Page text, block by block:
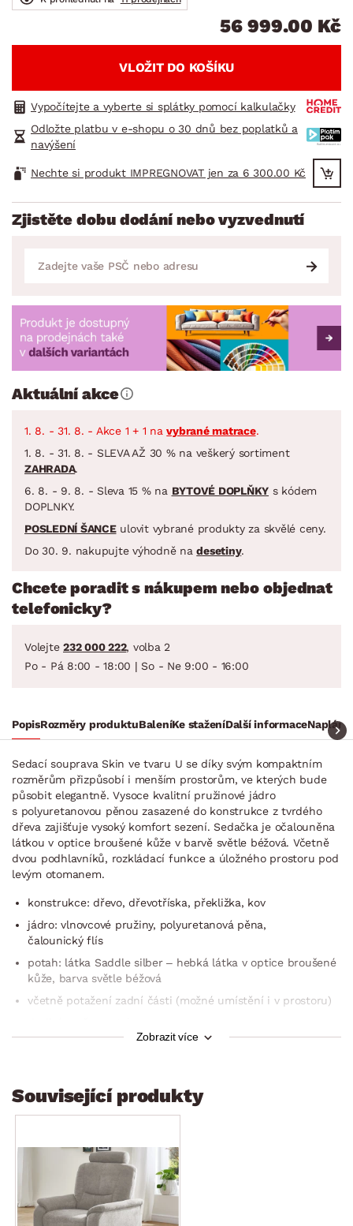
56 999.00 Kč
VLOŽIT DO KOŠÍKU
Vypočítejte a vyberte si splátky pomocí kalkulačky
Odložte platbu v e-shopu o 30 dnů bez poplatků a
navýšení
Nechte si produkt IMPREGNOVAT jen za 6 300.00 Kč
Zjistěte dobu dodání nebo vyzvednutí
Aktuální akce
1. 8. - 31. 8. - Akce 1 + 1 navybrané matrace.
1. 8. - 31. 8. - SLEVA AŽ 30 % na veškerý sortiment
ZAHRADA.
6. 8. - 9. 8. - Sleva 15 % na BYTOVÉ DOPLŇKY s kódem
DOPLNKY.
POSLEDNÍ ŠANCEulovit vybrané produkty za skvělé ceny.
Do 30. 9. nakupujte výhodně nadesetiny.
Chcete poradit s nákupem nebo objednat
telefonicky?
Volejte 232 000 222, volba 2
Po - Pá 8:00 - 18:00 | So - Ne 9:00 - 16:00
PopisRozměry produktuBaleníKe staženíDalší informace
Sedací souprava Skin ve tvaru U se díky svým kompaktním
rozměrům přizpůsobí i menším prostorům, ve kterých bude
působit elegantně. Vysoce kvalitní pružinové jádro
s polyuretanovou pěnou zasazené do konstrukce z tvrdého
dřeva zajišťuje vysoký komfort sezení. Sedačka je očalouněna
látkou v optice broušené kůže v barvě světle béžová. Včetně
dvou podhlavníků, rozkládací funkce a úložného prostoru pod
levým otomanem.
konstrukce: dřevo, dřevotříska, překližka, kov
jádro: vlnovcové pružiny, polyuretanová pěna,
čalounický flís
potah: látka Saddle silber – hebká látka v optice broušené
kůže, barva světle béžová
včetně potažení zadní části (možné umístění i v prostoru)
půdorys – tvar nepravidelné levé U
pravý otoman – šířka 65 cm
levý otoman – šířka 90 cm
opěrák: středně měkký, pohodlný sklon
2 x opěrka hlavy (měkce polstrovaná, výškové nastavení)
výška sedačky bez opěrky: 96 cm/s opěrkou: 107–120 cm
nohy: kluzáky, černý plast
Zobrazit více
Související produkty